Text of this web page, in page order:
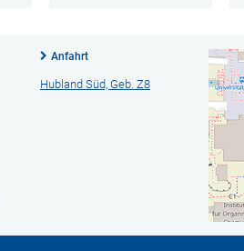
Anfahrt
Hubland Süd, Geb. Z8